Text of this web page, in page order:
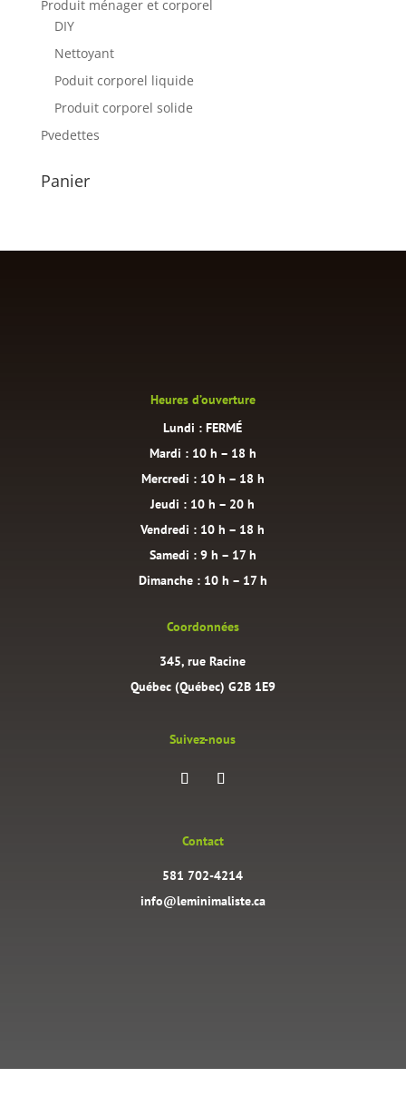
Produit ménager et corporel
DIY
Nettoyant
Poduit corporel liquide
Produit corporel solide
Pvedettes
Panier
Heures d’ouverture
Lundi : FERMÉ
Mardi : 10 h – 18 h
Mercredi : 10 h – 18 h
Jeudi : 10 h – 20 h
Vendredi : 10 h – 18 h
Samedi : 9 h – 17 h
Dimanche : 10 h – 17 h
Coordonnées
345, rue Racine
Québec (Québec) G2B 1E9
Suivez-nous
Contact
581 702-4214
info@leminimaliste.ca